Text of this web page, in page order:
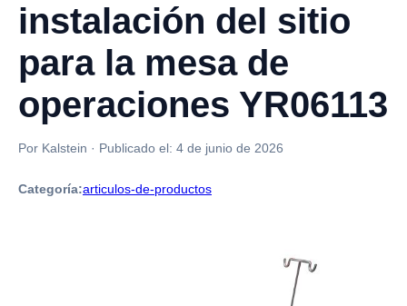
instalación del sitio
para la mesa de
operaciones YR06113
Por Kalstein · Publicado el: 4 de junio de 2026
Categoría:articulos-de-productos